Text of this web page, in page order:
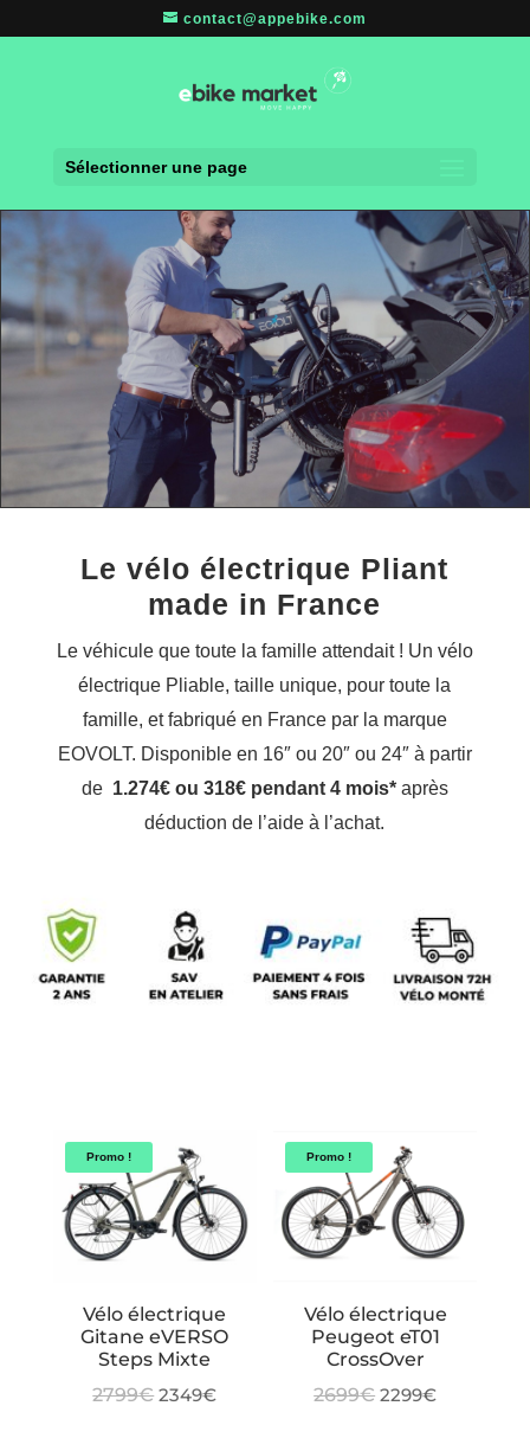
contact@appebike.com
Sélectionner une page
Le vélo électrique Pliant
made in France
Le véhicule que toute la famille attendait ! Un vélo
électrique Pliable, taille unique, pour toute la
famille, et fabriqué en France par la marque
EOVOLT. Disponible en 16″ ou 20″ ou 24″ à partir
de 1.274€ ou 318€ pendant 4 mois* après
déduction de l’aide à l’achat.
Promo !
Vélo électrique
Gitane eVERSO
Steps Mixte
2799€ Le
2349€
Promo !
Vélo électrique
Peugeot eT01
CrossOver
2699€ Le
2299€